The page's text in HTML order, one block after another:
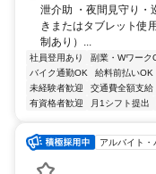
泄介助 ・夜間見守り・
きまたはタブレット使
制あり）...
社員登用あり 副業・Wワーク
バイク通勤OK
給料前払いOK
未経験者歓迎
交通費全額支給
有資格者歓迎
月1シフト提出
アルバイト・